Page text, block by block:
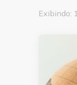
Exibindo: